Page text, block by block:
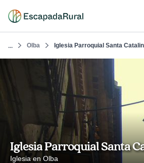
... Olba Iglesia Parroquial Santa
Iglesia Parroquial Santa
Iglesia en Olba